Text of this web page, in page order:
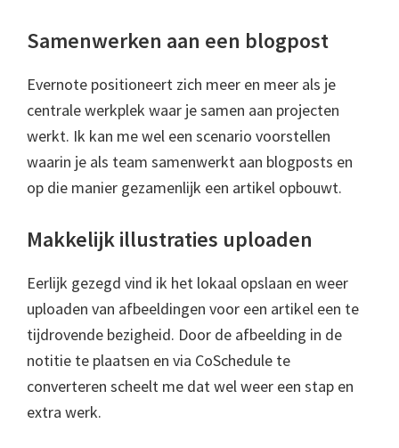
Samenwerken aan een blogpost
Evernote positioneert zich meer en meer als je
centrale werkplek waar je samen aan projecten
werkt. Ik kan me wel een scenario voorstellen
waarin je als team samenwerkt aan blogposts en
op die manier gezamenlijk een artikel opbouwt.
Makkelijk illustraties uploaden
Eerlijk gezegd vind ik het lokaal opslaan en weer
uploaden van afbeeldingen voor een artikel een te
tijdrovende bezigheid. Door de afbeelding in de
notitie te plaatsen en via CoSchedule te
converteren scheelt me dat wel weer een stap en
extra werk.